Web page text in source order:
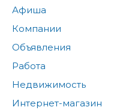
Афиша
Компании
Объявления
Работа
Недвижимость
Интернет-магазин